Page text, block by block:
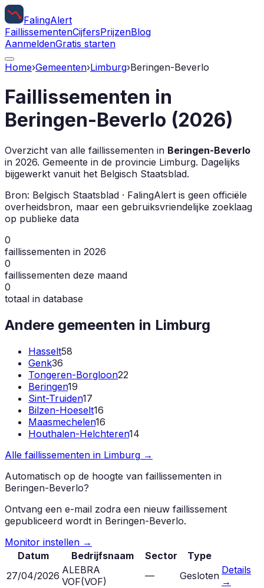
FalingAlert
FaillissementenCijfersPrijzenBlog
AanmeldenGratis starten
Home›Gemeenten›Limburg›Beringen-Beverlo
Faillissementen in
Beringen-Beverlo (2026)
Overzicht van alle faillissementen in Beringen-Beverlo
in 2026. Gemeente in de provincie Limburg. Dagelijks
bijgewerkt vanuit het Belgisch Staatsblad.
Bron: Belgisch Staatsblad · FalingAlert is geen officiële
overheidsbron, maar een gebruiksvriendelijke zoeklaag
op publieke data
0
faillissementen in 2026
0
faillissementen deze maand
0
totaal in database
Andere gemeenten in Limburg
Hasselt58
Genk36
Tongeren-Borgloon22
Beringen19
Sint-Truiden17
Bilzen-Hoeselt16
Maasmechelen16
Houthalen-Helchteren14
Alle faillissementen in Limburg →
Automatisch op de hoogte van faillissementen in
Beringen-Beverlo?
Ontvang een e-mail zodra een nieuw faillissement
gepubliceerd wordt in Beringen-Beverlo.
Monitor instellen →
Datum
Bedrijfsnaam Sector
Type
27/04/2026 ALEBRA
VOF(VOF) — Gesloten Details
→